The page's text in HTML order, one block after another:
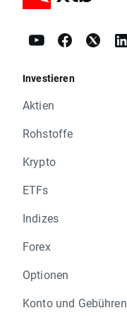
Investieren
Aktien
Rohstoffe
Krypto
ETFs
Indizes
Forex
Optionen
Konto und Gebühren